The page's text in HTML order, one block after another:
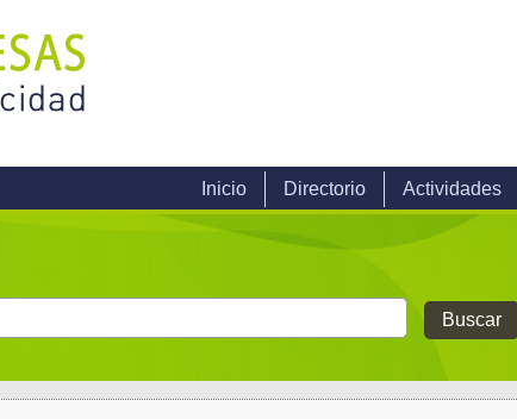
Inicio Directorio Actividades